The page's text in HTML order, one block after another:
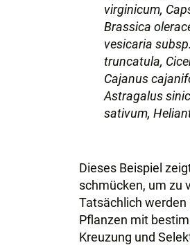
virginicum,
Brassica
vesicaria
truncatula,
Cajanus
Astragalus
sativum,
Dieses Beispiel
schmücken, um zu
Tatsächlich
Pflanzen mit
Kreuzung und